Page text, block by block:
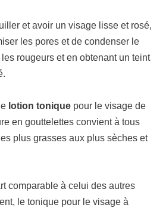
et avoir un visage lisse et rosé,
les pores et de condenser le
rougeurs et en obtenant un teint
lotion tonique pour le visage de
en gouttelettes convient à tous
plus grasses aux plus sèches et
comparable à celui des autres
le tonique pour le visage à